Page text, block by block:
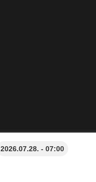
2026.07.28. - 07:00